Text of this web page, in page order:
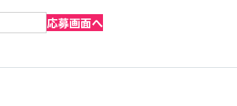
応募画面へ